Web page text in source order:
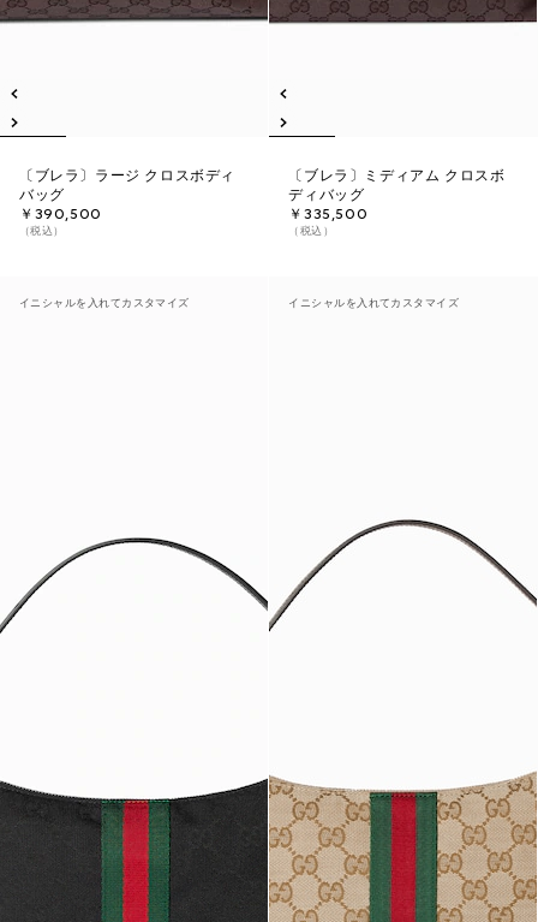
〔ブレラ〕ラージ クロスボディ
バッグ
￥390,500
（税込）
〔ブレラ〕ミディアム クロスボ
ディバッグ
￥335,500
（税込）
イニシャルを入れてカスタマイズ イニシャルを入れてカスタマイズ